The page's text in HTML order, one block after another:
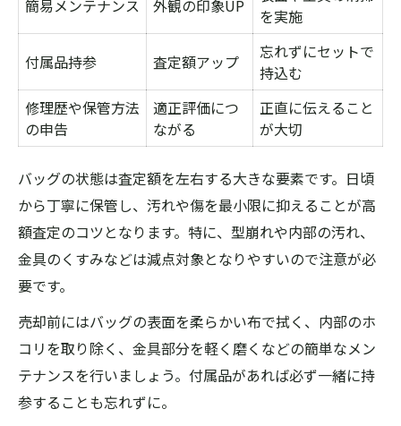
簡易メンテナンス 外観の印象UP
を実施
付属品持参 査定額アップ
忘れずにセットで
持込む
修理歴や保管方法
の申告
適正評価につ
ながる
正直に伝えること
が大切
バッグの状態は査定額を左右する大きな要素です。日頃
から丁寧に保管し、汚れや傷を最小限に抑えることが高
額査定のコツとなります。特に、型崩れや内部の汚れ、
金具のくすみなどは減点対象となりやすいので注意が必
要です。
売却前にはバッグの表面を柔らかい布で拭く、内部のホ
コリを取り除く、金具部分を軽く磨くなどの簡単なメン
テナンスを行いましょう。付属品があれば必ず一緒に持
参することも忘れずに。